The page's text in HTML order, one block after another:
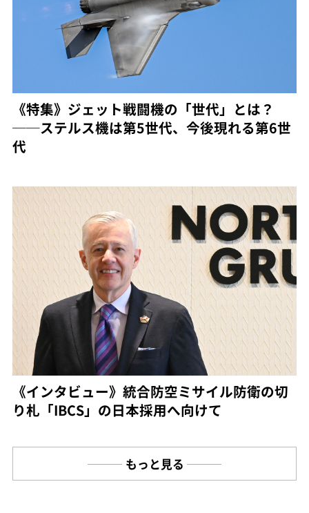
《特集》ジェット戦闘機の「世代」とは？
──ステルス機は第5世代、今後現れる第6世
代
《インタビュー》統合防空ミサイル防衛の切
り札「IBCS」の日本採用へ向けて
もっと見る